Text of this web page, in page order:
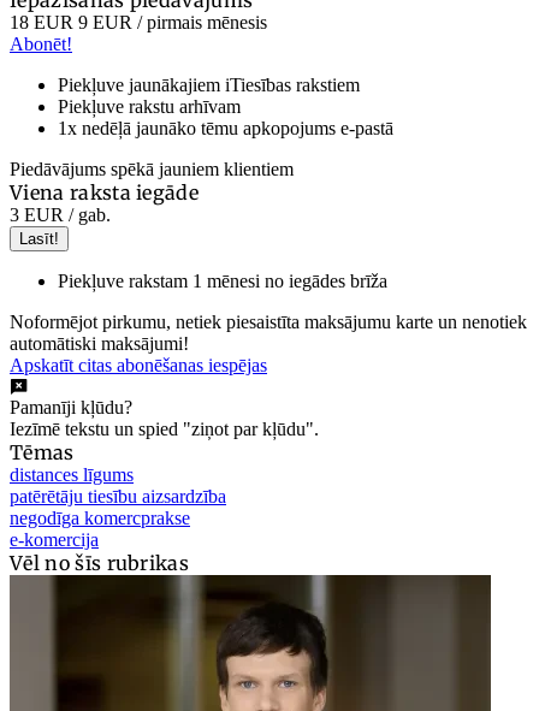
18 EUR 9 EUR / pirmais mēnesis
Abonēt!
Piekļuve jaunākajiem iTiesības rakstiem
Piekļuve rakstu arhīvam
1x nedēļā jaunāko tēmu apkopojums e-pastā
Piedāvājums spēkā jauniem klientiem
Viena raksta iegāde
3 EUR / gab.
Lasīt!
Piekļuve rakstam 1 mēnesi no iegādes brīža
Noformējot pirkumu, netiek piesaistīta maksājumu karte un nenotiek
automātiski maksājumi!
Apskatīt citas abonēšanas iespējas
Pamanīji kļūdu?
Iezīmē tekstu un spied "ziņot par kļūdu".
Tēmas
distances līgums
patērētāju tiesību aizsardzība
negodīga komercprakse
e-komercija
Vēl no šīs rubrikas